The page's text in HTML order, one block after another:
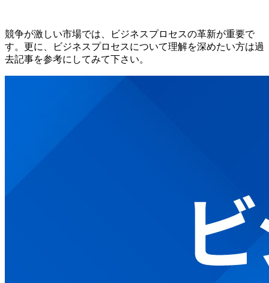
競争が激しい市場では、ビジネスプロセスの革新が重要で
す。更に、ビジネスプロセスについて理解を深めたい方は過
去記事を参考にしてみて下さい。